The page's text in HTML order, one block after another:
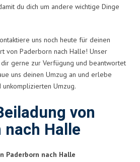
du dich um andere wichtige Dinge
uns noch heute für deinen
von Paderborn nach Halle! Unser
gerne zur Verfügung und beantwortet
uns deinen Umzug an und erlebe
Umzug.
von
Halle
Paderborn nach Halle